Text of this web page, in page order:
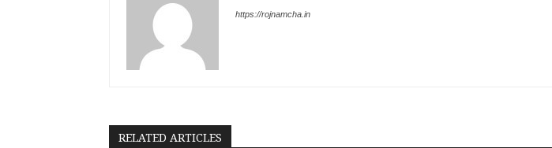
https://rojnamcha.in
RELATED ARTICLES